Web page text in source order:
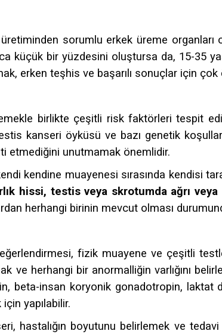
sorumlu erkek üreme
küçük bir yüzdesini oluştursa da, 15-35
erken teşhis ve başarılı sonuçlar için çok
birlikte çeşitli risk faktörleri tespit
kanseri öyküsü ve bazı genetik
etmediğini unutmamak önemlidir.
kendine muayenesi sırasında kendisi
hissi, testis veya skrotumda ağrı
herhangi birinin mevcut olması
fizik muayene ve çeşitli
ve herhangi bir anormalliğin varlığını
beta-insan koryonik gonadotropin, laktat
yapılabilir.
hastalığın boyutunu belirlemek ve tedavi